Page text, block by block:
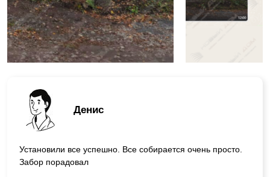
Денис
Установили все успешно. Все собирается очень просто.
Забор порадовал